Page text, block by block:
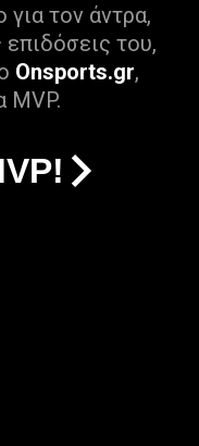
τον άντρα,
επιδόσεις του,
Onsports.gr,
MVP.